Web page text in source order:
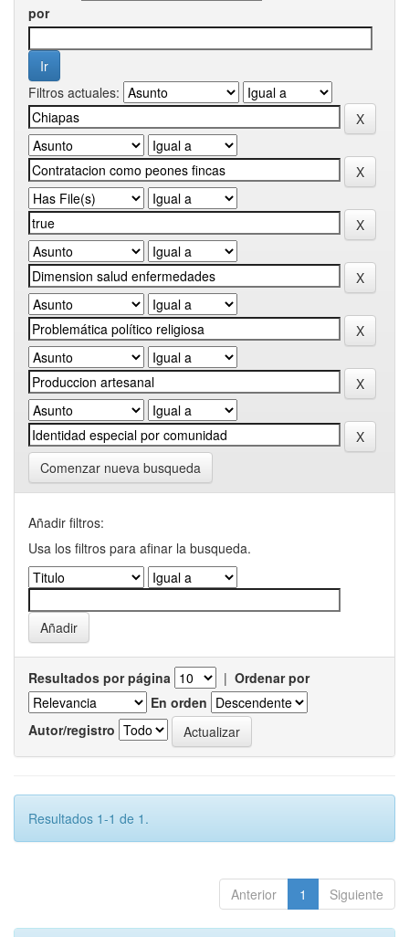
por
Filtros actuales:
Comenzar nueva busqueda
Añadir filtros:
Usa los filtros para afinar la busqueda.
Resultados por página | Ordenar por
En orden
Autor/registro
Resultados 1-1 de 1.
Anterior 1 Siguiente